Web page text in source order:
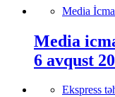
Media
Media
6 avqust
Ekspress